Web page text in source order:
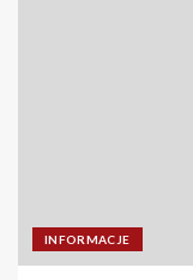
INFORMACJE